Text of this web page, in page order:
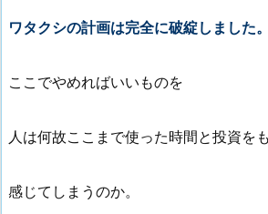
ワタクシの計画は完全に破綻しました。
ここでやめればいいものを
人は何故ここまで使った時間と投資を
感じてしまうのか。